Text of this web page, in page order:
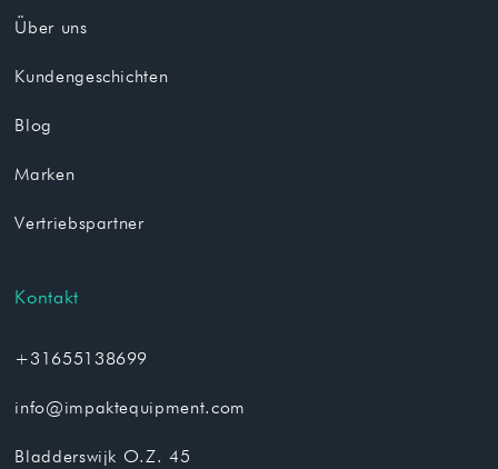
Über uns
Kundengeschichten
Blog
Marken
Vertriebspartner
Kontakt
+31655138699
info@impaktequipment.com
Bladderswijk O.Z. 45